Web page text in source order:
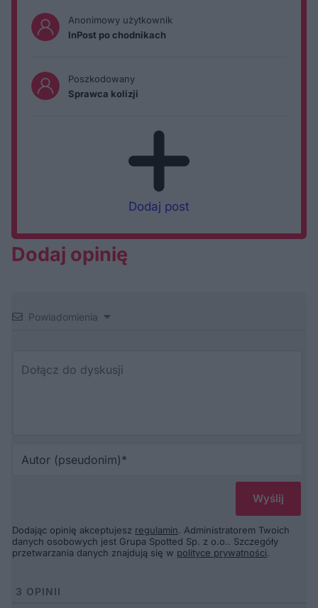
Anonimowy użytkownik
InPost po chodnikach
Poszkodowany
Sprawca kolizji
Dodaj post
Dodaj opinię
Powiadomienia
Dodając opinię akceptujesz regulamin. Administratorem Twoich
danych osobowych jest Grupa Spotted Sp. z o.o.. Szczegóły
przetwarzania danych znajdują się w polityce prywatności.
3 OPINII